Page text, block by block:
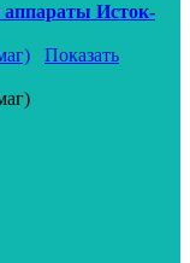
Исток-
Показать